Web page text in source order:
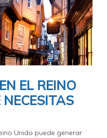
EL REINO
Unido puede generar